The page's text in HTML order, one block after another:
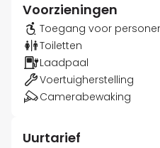
Voorzieningen
Toegang voor
Toiletten
Laadpaal
Voertuigherstelling
Camerabewaking
Uurtarief